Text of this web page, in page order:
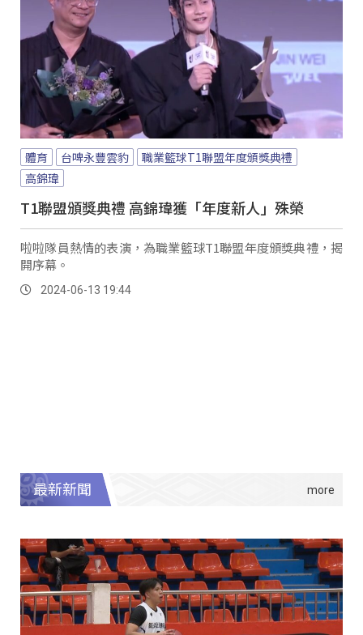
體育 台啤永豐雲豹
職業籃球T1聯盟年度頒獎典禮
高錦瑋
T1聯盟頒獎典禮 高錦瑋獲「年度新人」殊榮
啦啦隊員熱情的表演，為職業籃球T1聯盟年度頒獎典禮，揭
開序幕。
2024-06-13 19:44
最新新聞